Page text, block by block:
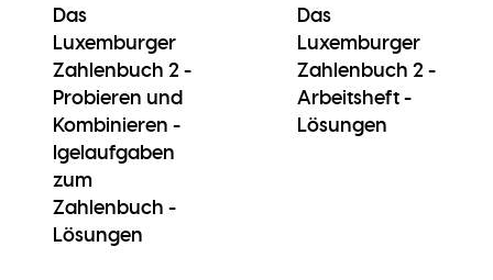
Das
Luxemburger
Zahlenbuch 2 -
Probieren und
Kombinieren -
Igelaufgaben
zum
Zahlenbuch -
Lösungen
Das
Luxemburger
Zahlenbuch 2 -
Arbeitsheft -
Lösungen